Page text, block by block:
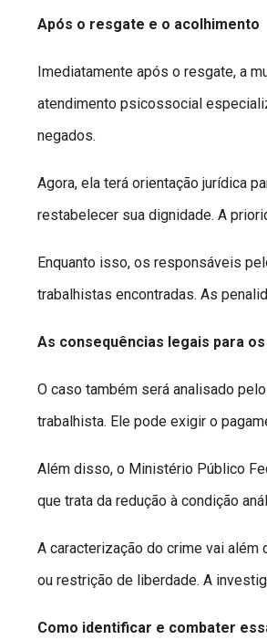
Após o resgate e o acolhimento
Imediatamente após o resgate, a
atendimento psicossocial
negados.
Agora, ela terá orientação jurídica
restabelecer sua dignidade. A
Enquanto isso, os responsáveis
trabalhistas encontradas. As
As consequências legais para
O caso também será analisado
trabalhista. Ele pode exigir o
Além disso, o Ministério Público
que trata da redução à condição
A caracterização do crime vai além
ou restrição de liberdade. A
Como identificar e combater